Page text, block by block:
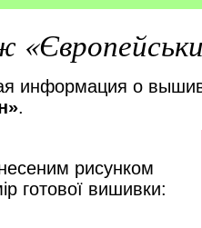
информация о
.
рисунком
готової вишивки: